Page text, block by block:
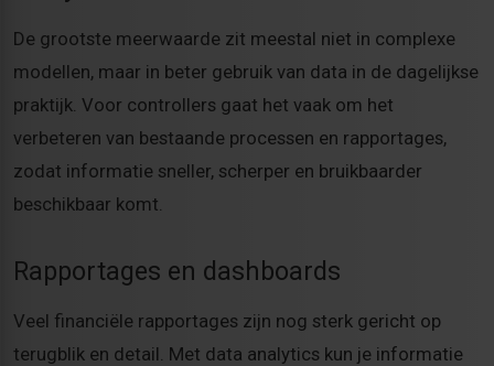
De grootste meerwaarde zit meestal niet in complexe
modellen, maar in beter gebruik van data in de dagelijkse
praktijk. Voor controllers gaat het vaak om het
verbeteren van bestaande processen en rapportages,
zodat informatie sneller, scherper en bruikbaarder
beschikbaar komt.
Rapportages en dashboards
Veel financiële rapportages zijn nog sterk gericht op
terugblik en detail. Met data analytics kun je informatie